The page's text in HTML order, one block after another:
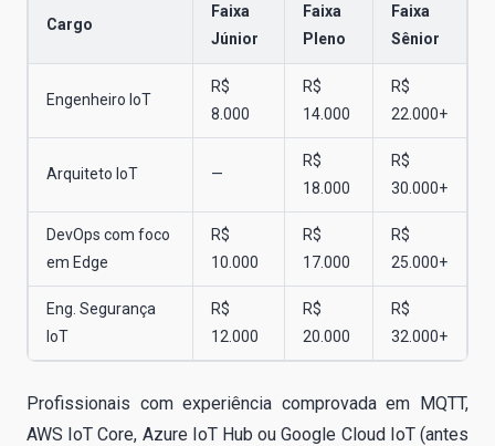
Cargo
Faixa
Júnior
Faixa
Pleno
Faixa
Sênior
Engenheiro IoT
R$
8.000
R$
14.000
R$
22.000+
Arquiteto IoT —
R$
18.000
R$
30.000+
DevOps com foco
em Edge
R$
10.000
R$
17.000
R$
25.000+
Eng. Segurança
IoT
R$
12.000
R$
20.000
R$
32.000+
Profissionais com experiência comprovada em MQTT,
AWS IoT Core, Azure IoT Hub ou Google Cloud IoT (antes